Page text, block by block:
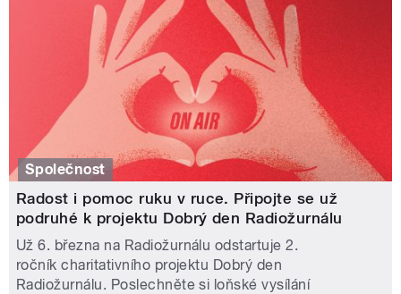
Společnost
Radost i pomoc ruku v ruce. Připojte se už
podruhé k projektu Dobrý den Radiožurnálu
Už 6. března na Radiožurnálu odstartuje 2.
ročník charitativního projektu Dobrý den
Radiožurnálu. Poslechněte si loňské vysílání